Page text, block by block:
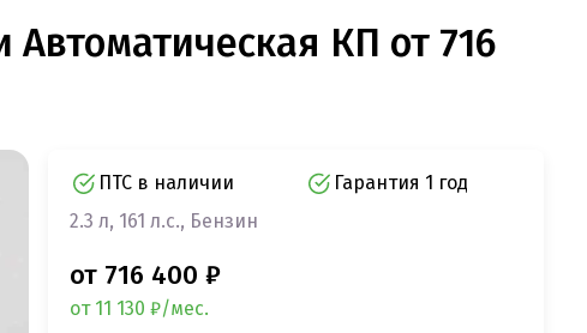
КП от 716
ПТС в наличии
Гарантия 1 год
2.3 л, 161 л.с., Бензин
от 716 400 ₽
от 11 130 ₽/мес.